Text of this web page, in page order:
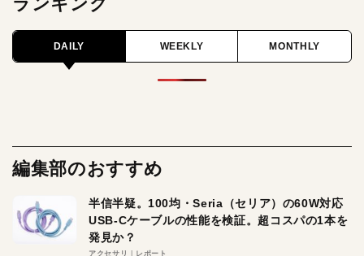
DAILY WEEKLY MONTHLY
編集部のおすすめ
半信半疑。100均・Seria（セリア）の60W対応
USB-Cケーブルの性能を検証。超コスパの1本を
発見か？
アクセサリ レポート